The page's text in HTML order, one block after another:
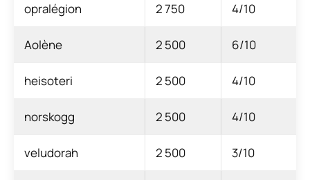
opralégion 2 750 4/10
Aolène 2 500 6/10
heisoteri 2 500 4/10
norskogg 2 500 4/10
veludorah 2 500 3/10